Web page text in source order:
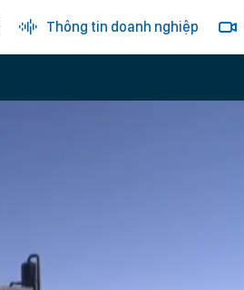
Thông tin doanh nghiệp